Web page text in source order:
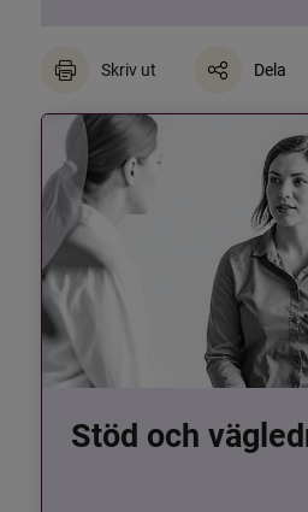
Skriv ut Dela
Stöd och